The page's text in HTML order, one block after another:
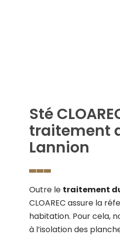
Sté
traitement
Lannion
Outre le traitement
CLOAREC assure la
habitation. Pour cela,
à l’isolation des